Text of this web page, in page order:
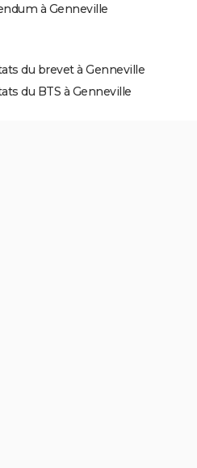
à Genneville
du brevet à Genneville
du BTS à Genneville